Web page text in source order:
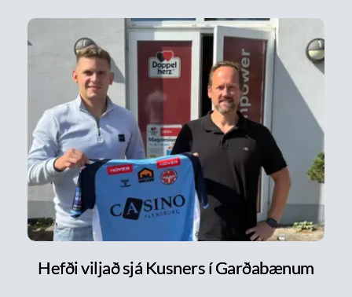
Hefði viljað sjá Kusners í Garðabænum